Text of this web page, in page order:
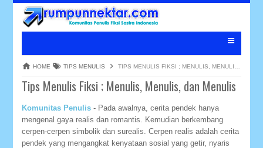
HOME TIPS MENULIS TIPS MENULIS FIKSI ; MENULIS, MENULIS, DAN MENULIS
Tips Menulis Fiksi ; Menulis, Menulis, dan Menulis
Komunitas Penulis - Pada awalnya, cerita pendek hanya
mengenal gaya realis dan romantis. Kemudian berkembang
cerpen-cerpen simbolik dan surealis. Cerpen realis adalah cerita
pendek yang mengangkat kenyataan sosial yang getir, nyaris